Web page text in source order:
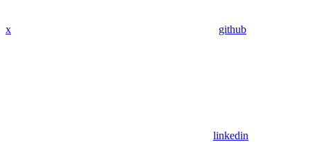
x github
linkedin